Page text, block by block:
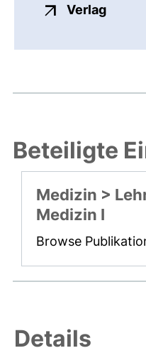
Verlag
Beteiligte
Medizin >
Medizin I
Browse
Details